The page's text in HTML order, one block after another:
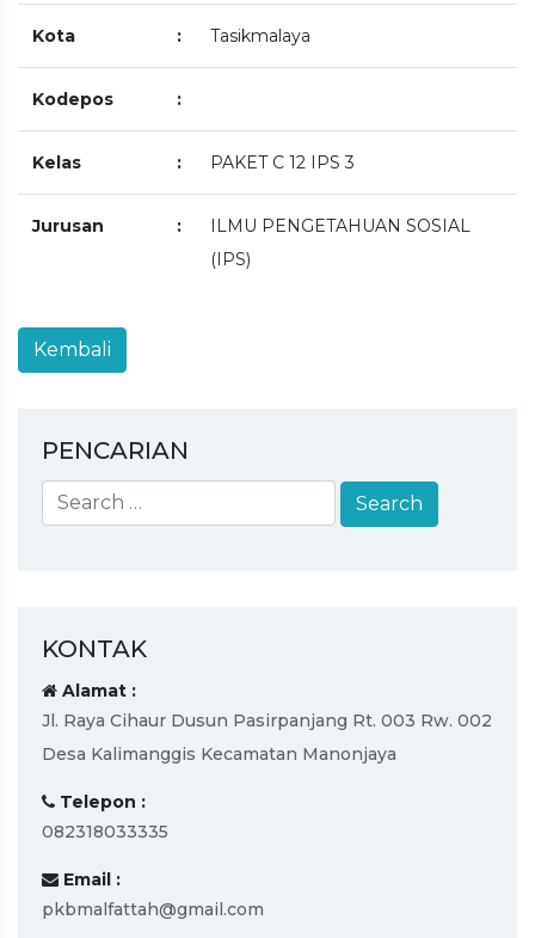
Kota : Tasikmalaya
Kodepos :
Kelas : PAKET C 12 IPS 3
Jurusan :
ILMU PENGETAHUAN SOSIAL
(IPS)
PENCARIAN
KONTAK
Alamat :
Jl. Raya Cihaur Dusun Pasirpanjang Rt. 003 Rw. 002
Desa Kalimanggis Kecamatan Manonjaya
Telepon :
082318033335
Email :
pkbmalfattah@gmail.com